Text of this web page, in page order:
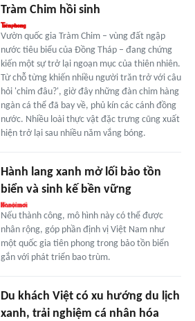
Tràm Chim hồi sinh
Vườn quốc gia Tràm Chim – vùng đất ngập
nước tiêu biểu của Đồng Tháp – đang chứng
kiến một sự trở lại ngoạn mục của thiên nhiên.
Từ chỗ từng khiến nhiều người trăn trở với câu
hỏi 'chim đâu?', giờ đây những đàn chim hàng
ngàn cá thể đã bay về, phủ kín các cánh đồng
nước. Nhiều loài thực vật đặc trưng cũng xuất
hiện trở lại sau nhiều năm vắng bóng.
Hành lang xanh mở lối bảo tồn
biển và sinh kế bền vững
Nếu thành công, mô hình này có thể được
nhân rộng, góp phần định vị Việt Nam như
một quốc gia tiên phong trong bảo tồn biển
gắn với phát triển bao trùm.
Du khách Việt có xu hướng du lịch
xanh, trải nghiệm cá nhân hóa